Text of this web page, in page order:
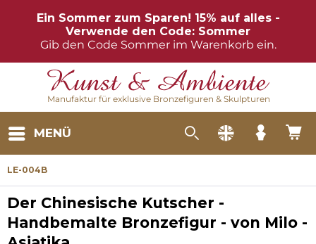
Ein Sommer zum Sparen! 15% auf alles -
Verwende den Code: Sommer
Gib den Code Sommer im Warenkorb ein.
Manufaktur für exklusive Bronzefiguren & Skulpturen
MENÜ
LE-004B
Der Chinesische Kutscher -
Handbemalte Bronzefigur - von Milo -